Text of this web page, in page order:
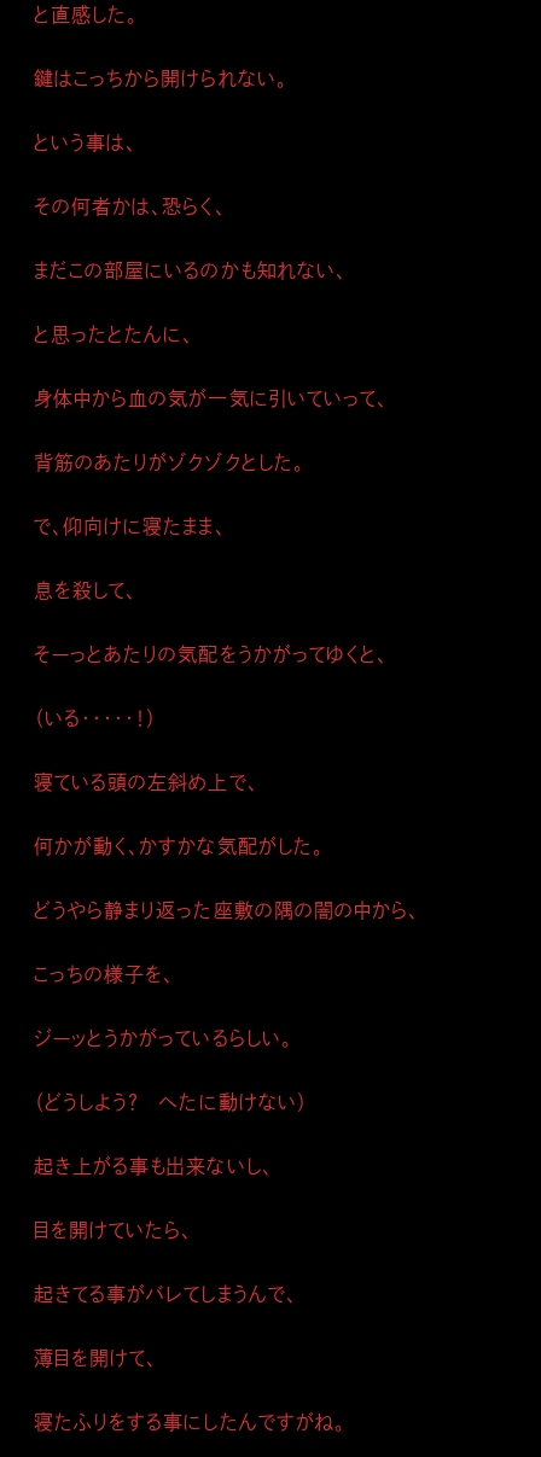
と直感した。
鍵はこっちから開けられない。
という事は、
その何者かは、恐らく、
まだこの部屋にいるのかも知れない、
と思ったとたんに、
身体中から血の気が一気に引いていって、
背筋のあたりがゾクゾクとした。
で、仰向けに寝たまま、
息を殺して、
そーっとあたりの気配をうかがってゆくと、
（いる・・・・・！）
寝ている頭の左斜め上で、
何かが動く、かすかな気配がした。
どうやら静まり返った座敷の隅の闇の中から、
こっちの様子を、
ジーッとうかがっているらしい。
（どうしよう？ へたに動けない）
起き上がる事も出来ないし、
目を開けていたら、
起きてる事がバレてしまうんで、
薄目を開けて、
寝たふりをする事にしたんですがね。